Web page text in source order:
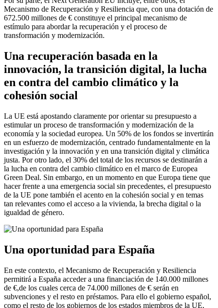
Mecanismo de Recuperación y Resiliencia que, con una dotación de
672.500 millones de € constituye el principal mecanismo de
estímulo para abordar la recuperación y el proceso de
transformación y modernización.
Una recuperación basada en la
innovación, la transición digital, la lucha
en contra del cambio climático y la
cohesión social
La UE está apostando claramente por orientar su presupuesto a
estimular un proceso de transformación y modernización de la
economía y la sociedad europea. Un 50% de los fondos se invertirán
en un esfuerzo de modernización, centrado fundamentalmente en la
investigación y la innovación y en una transición digital y climática
justa. Por otro lado, el 30% del total de los recursos se destinarán a
la lucha en contra del cambio climático en el marco de Europea
Green Deal. Sin embargo, en un momento en que Europa tiene que
hacer frente a una emergencia social sin precedentes, el presupuesto
de la UE pone también el acento en la cohesión social y en temas
tan relevantes como el acceso a la vivienda, la brecha digital o la
igualdad de género.
Una oportunidad para España
En este contexto, el Mecanismo de Recuperación y Resiliencia
permitirá a España acceder a una financiación de 140.000 millones
de €,de los cuales cerca de 74.000 millones de € serán en
subvenciones y el resto en préstamos. Para ello el gobierno español,
como el resto de los gobiernos de los estados miembros de la UE,